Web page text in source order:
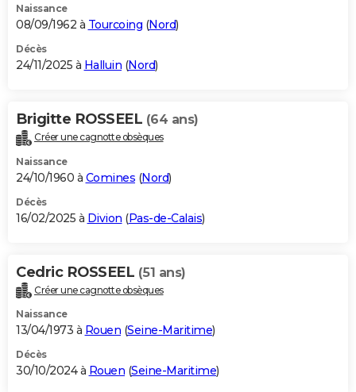
Naissance
08/09/1962 à Tourcoing (Nord)
Décès
24/11/2025 à Halluin (Nord)
Brigitte ROSSEEL (64 ans)
Créer une cagnotte obsèques
Naissance
24/10/1960 à Comines (Nord)
Décès
16/02/2025 à Divion (Pas-de-Calais)
Cedric ROSSEEL (51 ans)
Créer une cagnotte obsèques
Naissance
13/04/1973 à Rouen (Seine-Maritime)
Décès
30/10/2024 à Rouen (Seine-Maritime)